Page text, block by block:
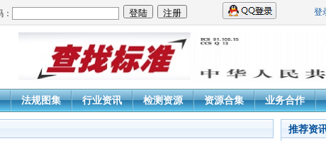
登
法规图集 行业资讯 检测资源 资源合集 业务合作
推荐资